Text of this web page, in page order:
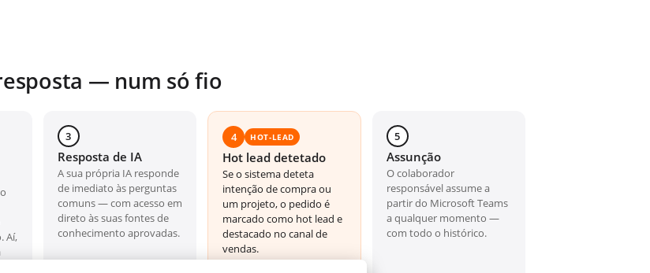
— num só fio
Aí,
3
Resposta de IA
A sua própria IA responde
de imediato às perguntas
comuns — com acesso em
direto às suas fontes de
conhecimento aprovadas.
4 HOT-LEAD
Hot lead detetado
Se o sistema deteta
intenção de compra ou
um projeto, o pedido é
marcado como hot lead e
destacado no canal de
vendas.
5
Assunção
O colaborador
responsável assume a
partir do Microsoft Teams
a qualquer momento —
com todo o histórico.